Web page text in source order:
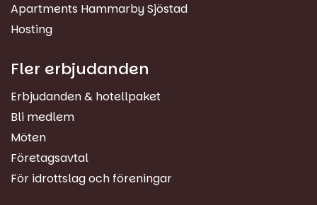
Apartments Hammarby Sjöstad
Hosting
Fler erbjudanden
Erbjudanden & hotellpaket
Bli medlem
Möten
Företagsavtal
För idrottslag och föreningar